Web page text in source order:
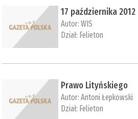
17 października 2012
Autor:WIS
Dział: Felieton
Prawo Lityńskiego
Autor:Antoni Łepkowski
Dział: Felieton